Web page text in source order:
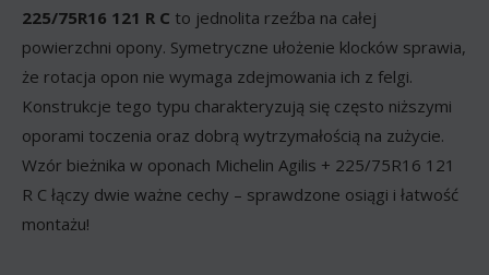
225/75R16 121 R C to jednolita rzeźba na całej
powierzchni opony. Symetryczne ułożenie klocków sprawia,
że rotacja opon nie wymaga zdejmowania ich z felgi.
Konstrukcje tego typu charakteryzują się często niższymi
oporami toczenia oraz dobrą wytrzymałością na zużycie.
Wzór bieżnika w oponach Michelin Agilis + 225/75R16 121
R C łączy dwie ważne cechy – sprawdzone osiągi i łatwość
montażu!